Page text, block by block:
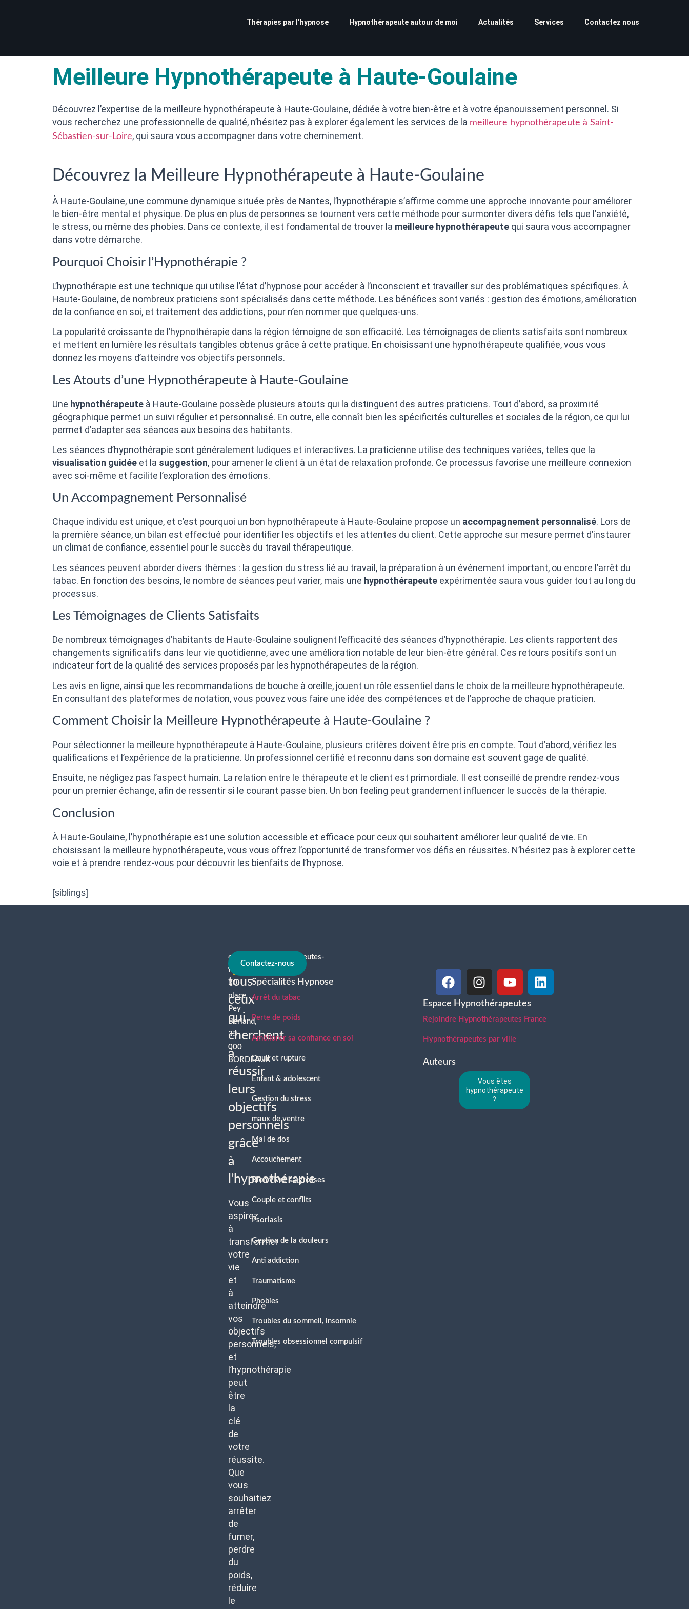
Thérapies par l’hypnose Hypnothérapeute autour de moi Actualités Services Contactez nous
Meilleure Hypnothérapeute à Haute-Goulaine
Découvrez l’expertise de la meilleure hypnothérapeute à Haute-Goulaine, dédiée à votre bien-être et à votre épanouissement personnel. Si
vous recherchez une professionnelle de qualité, n’hésitez pas à explorer également les services de la meilleure hypnothérapeute à Saint-
Sébastien-sur-Loire, qui saura vous accompagner dans votre cheminement.
Découvrez la Meilleure Hypnothérapeute à Haute-Goulaine
À Haute-Goulaine, une commune dynamique située près de Nantes, l’hypnothérapie s’affirme comme une approche innovante pour améliorer
le bien-être mental et physique. De plus en plus de personnes se tournent vers cette méthode pour surmonter divers défis tels que l’anxiété,
le stress, ou même des phobies. Dans ce contexte, il est fondamental de trouver la meilleure hypnothérapeute qui saura vous accompagner
dans votre démarche.
Pourquoi Choisir l’Hypnothérapie ?
L’hypnothérapie est une technique qui utilise l’état d’hypnose pour accéder à l’inconscient et travailler sur des problématiques spécifiques. À
Haute-Goulaine, de nombreux praticiens sont spécialisés dans cette méthode. Les bénéfices sont variés : gestion des émotions, amélioration
de la confiance en soi, et traitement des addictions, pour n’en nommer que quelques-uns.
La popularité croissante de l’hypnothérapie dans la région témoigne de son efficacité. Les témoignages de clients satisfaits sont nombreux
et mettent en lumière les résultats tangibles obtenus grâce à cette pratique. En choisissant une hypnothérapeute qualifiée, vous vous
donnez les moyens d’atteindre vos objectifs personnels.
Les Atouts d’une Hypnothérapeute à Haute-Goulaine
Une hypnothérapeute à Haute-Goulaine possède plusieurs atouts qui la distinguent des autres praticiens. Tout d’abord, sa proximité
géographique permet un suivi régulier et personnalisé. En outre, elle connaît bien les spécificités culturelles et sociales de la région, ce qui lui
permet d’adapter ses séances aux besoins des habitants.
Les séances d’hypnothérapie sont généralement ludiques et interactives. La praticienne utilise des techniques variées, telles que la
visualisation guidée et la suggestion, pour amener le client à un état de relaxation profonde. Ce processus favorise une meilleure connexion
avec soi-même et facilite l’exploration des émotions.
Un Accompagnement Personnalisé
Chaque individu est unique, et c’est pourquoi un bon hypnothérapeute à Haute-Goulaine propose un accompagnement personnalisé. Lors de
la première séance, un bilan est effectué pour identifier les objectifs et les attentes du client. Cette approche sur mesure permet d’instaurer
un climat de confiance, essentiel pour le succès du travail thérapeutique.
Les séances peuvent aborder divers thèmes : la gestion du stress lié au travail, la préparation à un événement important, ou encore l’arrêt du
tabac. En fonction des besoins, le nombre de séances peut varier, mais une hypnothérapeute expérimentée saura vous guider tout au long du
processus.
Les Témoignages de Clients Satisfaits
De nombreux témoignages d’habitants de Haute-Goulaine soulignent l’efficacité des séances d’hypnothérapie. Les clients rapportent des
changements significatifs dans leur vie quotidienne, avec une amélioration notable de leur bien-être général. Ces retours positifs sont un
indicateur fort de la qualité des services proposés par les hypnothérapeutes de la région.
Les avis en ligne, ainsi que les recommandations de bouche à oreille, jouent un rôle essentiel dans le choix de la meilleure hypnothérapeute.
En consultant des plateformes de notation, vous pouvez vous faire une idée des compétences et de l’approche de chaque praticien.
Comment Choisir la Meilleure Hypnothérapeute à Haute-Goulaine ?
Pour sélectionner la meilleure hypnothérapeute à Haute-Goulaine, plusieurs critères doivent être pris en compte. Tout d’abord, vérifiez les
qualifications et l’expérience de la praticienne. Un professionnel certifié et reconnu dans son domaine est souvent gage de qualité.
Ensuite, ne négligez pas l’aspect humain. La relation entre le thérapeute et le client est primordiale. Il est conseillé de prendre rendez-vous
pour un premier échange, afin de ressentir si le courant passe bien. Un bon feeling peut grandement influencer le succès de la thérapie.
Conclusion
À Haute-Goulaine, l’hypnothérapie est une solution accessible et efficace pour ceux qui souhaitent améliorer leur qualité de vie. En
choisissant la meilleure hypnothérapeute, vous vous offrez l’opportunité de transformer vos défis en réussites. N’hésitez pas à explorer cette
voie et à prendre rendez-vous pour découvrir les bienfaits de l’hypnose.
[siblings]
À
tous
ceux
qui
cherchent
à
réussir
leurs
objectifs
personnels
grâce
à
l’hypnothérapie
Vous
aspirez
à
transformer
votre
vie
et
à
atteindre
vos
objectifs
personnels,
et
l’hypnothérapie
peut
être
la
clé
de
votre
réussite.
Que
vous
souhaitiez
arrêter
de
fumer,
perdre
du
poids,
réduire
le
contact@hypnotherapeutes-
france.com
30
place
Pey
Berland,
33
000
BORDEAUX
Contactez-nous
Spécialités Hypnose
Arrêt du tabac
Perte de poids
Améliorer sa confiance en soi
Deuil et rupture
Enfant & adolescent
Gestion du stress
maux de ventre
Mal de dos
Accouchement
Bien vivre sa grosses
Couple et conflits
Psoriasis
Gestion de la douleurs
Anti addiction
Traumatisme
Phobies
Troubles du sommeil, insomnie
Troubles obsessionnel compulsif
Espace Hypnothérapeutes
Rejoindre Hypnothérapeutes France
Hypnothérapeutes par ville
Auteurs
Vous êtes
hypnothérapeute
?